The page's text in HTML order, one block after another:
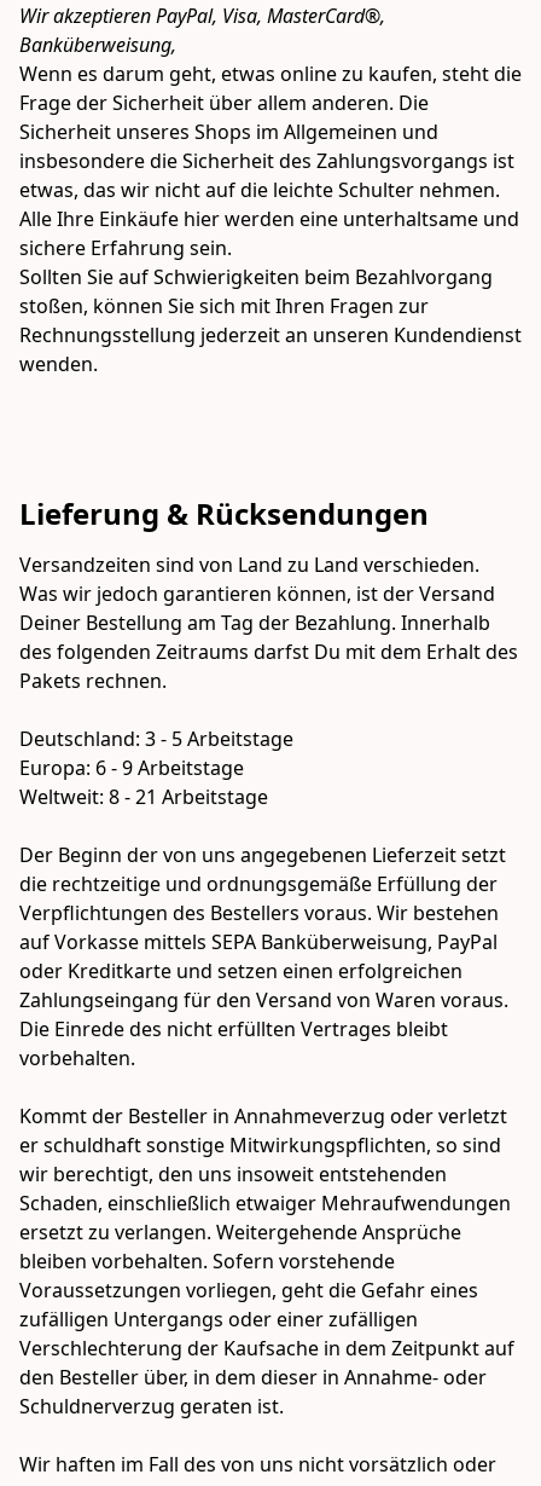
Wir akzeptieren PayPal, Visa, MasterCard®,
Banküberweisung,
Wenn es darum geht, etwas online zu kaufen, steht die
Frage der Sicherheit über allem anderen. Die
Sicherheit unseres Shops im Allgemeinen und
insbesondere die Sicherheit des Zahlungsvorgangs ist
etwas, das wir nicht auf die leichte Schulter nehmen.
Alle Ihre Einkäufe hier werden eine unterhaltsame und
sichere Erfahrung sein.
Sollten Sie auf Schwierigkeiten beim Bezahlvorgang
stoßen, können Sie sich mit Ihren Fragen zur
Rechnungsstellung jederzeit an unseren Kundendienst
wenden.
Lieferung & Rücksendungen
Versandzeiten sind von Land zu Land verschieden.
Was wir jedoch garantieren können, ist der Versand
Deiner Bestellung am Tag der Bezahlung. Innerhalb
des folgenden Zeitraums darfst Du mit dem Erhalt des
Pakets rechnen.
Deutschland: 3 - 5 Arbeitstage
Europa: 6 - 9 Arbeitstage
Weltweit: 8 - 21 Arbeitstage​
Der Beginn der von uns angegebenen Lieferzeit setzt
die rechtzeitige und ordnungsgemäße Erfüllung der
Verpflichtungen des Bestellers voraus. Wir bestehen
auf Vorkasse mittels SEPA Banküberweisung, PayPal
oder Kreditkarte und setzen einen erfolgreichen
Zahlungseingang für den Versand von Waren voraus.
Die Einrede des nicht erfüllten Vertrages bleibt
vorbehalten.
Kommt der Besteller in Annahmeverzug oder verletzt
er schuldhaft sonstige Mitwirkungspflichten, so sind
wir berechtigt, den uns insoweit entstehenden
Schaden, einschließlich etwaiger Mehraufwendungen
ersetzt zu verlangen. Weitergehende Ansprüche
bleiben vorbehalten. Sofern vorstehende
Voraussetzungen vorliegen, geht die Gefahr eines
zufälligen Untergangs oder einer zufälligen
Verschlechterung der Kaufsache in dem Zeitpunkt auf
den Besteller über, in dem dieser in Annahme- oder
Schuldnerverzug geraten ist.
Wir haften im Fall des von uns nicht vorsätzlich oder